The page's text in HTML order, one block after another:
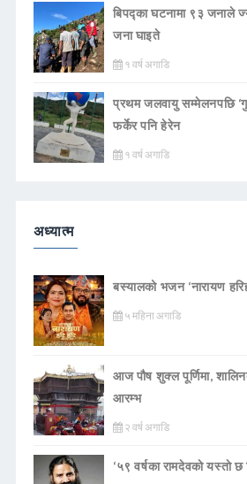
बिपद्का घटनामा ९३ जनाले
जना घाइते
१ वर्ष अगाडि
प्रथम जलवायु सम्मेलनपछि
फर्केर पनि हेरेन
१ वर्ष अगाडि
अध्यात्म
बस्यालको भजन ‘नारायण
५ महिना अगाडि
आज पौष शुक्ल पूर्णिमा,
आरम्भ
२ वर्ष अगाडि
‘५९ वर्षका रामदेवकाे यस्ताे छ